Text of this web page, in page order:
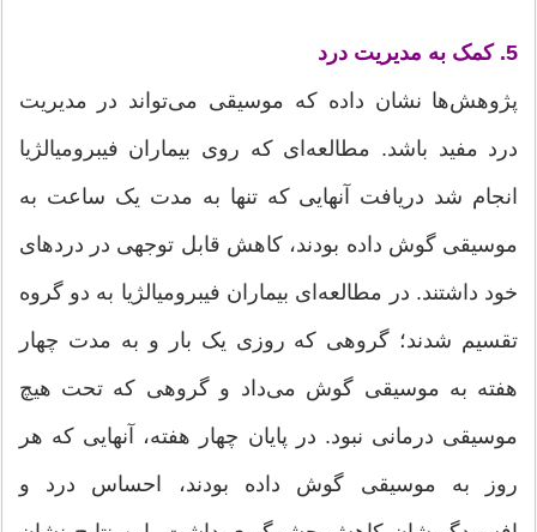
5. کمک به مدیریت درد
پژوهش‌ها نشان داده که موسیقی می‌تواند در مدیریت
درد مفید باشد. مطالعه‌ای که روی بیماران فیبرومیالژیا
انجام شد دریافت آنهایی که تنها به مدت یک ساعت به
موسیقی گوش داده بودند، کاهش قابل توجهی در دردهای
خود داشتند. در مطالعه‌ای بیماران فیبرومیالژیا به دو گروه
تقسیم شدند؛ گروهی که روزی یک بار و به مدت چهار
هفته به موسیقی گوش می‌داد و گروهی که تحت هیچ
موسیقی درمانی نبود. در پایان چهار هفته، آنهایی که هر
روز به موسیقی گوش داده بودند، احساس درد و